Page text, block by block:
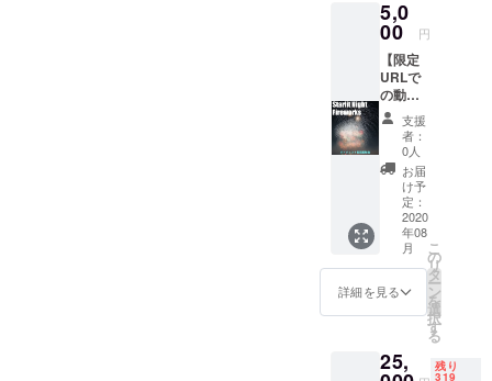
火業界
応援支
援金の
内訳は
全て公
式ホー
ムペー
ジにて
公表い
たしま
す。 皆
様から
お預か
りした
大切な
確実に
本プロ
同起案
おも
ちゃ花
火の内
容は変
更にな
る可能
性があ
りま
す。 ※1
回の決
済に220
円の手
数料が
かかり
ますの
で、複
数の場
お得で
す。 備
考欄に
応援し
ている
花火業
者をお
知らせ
くださ
い。製
造メー
カーに
限らず
すべて
の花火
業者が
対象で
す。マ
火は除
5,0
00 円
【限定
URLで
の動画
配信
＋ お
もちゃ
花火】
花火大
会のダ
イジェ
スト動
画を配
信！限
定URL
をリ
ターン
お届け
しま
支援
者：
0人
お届
け予
定：
2020
年08
月
詳細を見る
こ
の
リ
タ
ー
ン
を
選
択
す
る
25, 残り
319